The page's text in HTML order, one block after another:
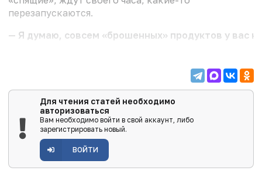
перезапускаются.
— Я думаю, совсем «брошенных» продуктов у вас
Для чтения статей необходимо
авторизоваться
Вам необходимо войти в свой аккаунт, либо
зарегистрировать новый.
ВОЙТИ